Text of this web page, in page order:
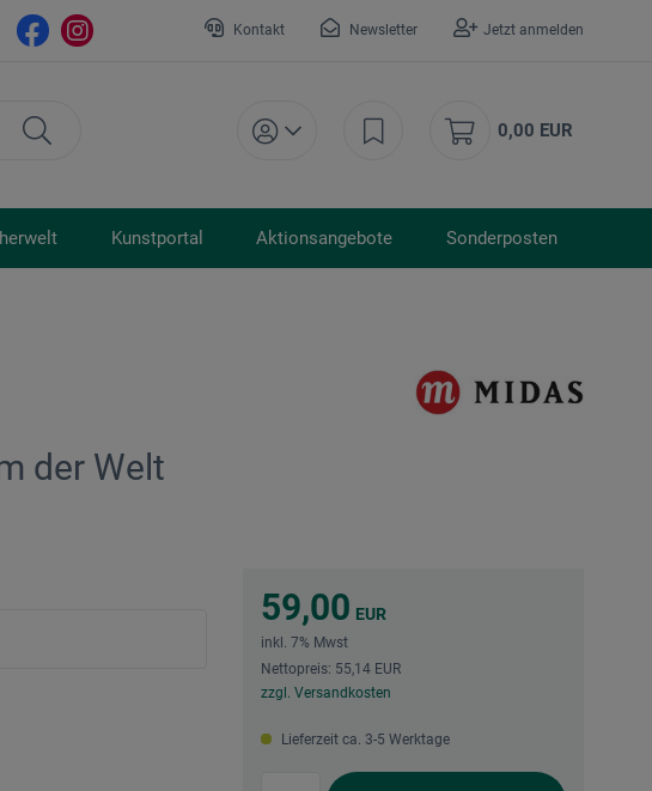
Kontakt Newsletter Jetzt anmelden
0,00 EUR
Kunstportal Aktionsangebote Sonderposten
der Welt
59,00 EUR
inkl. 7% Mwst
Nettopreis: 55,14 EUR
zzgl. Versandkosten
Lieferzeit ca. 3-5 Werktage